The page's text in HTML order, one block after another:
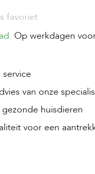
favoriet
Op werkdagen
van onze
huisdieren
voor een